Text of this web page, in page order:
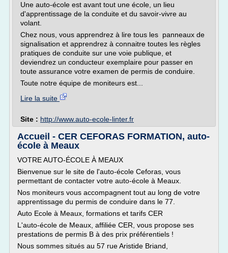
Une auto-école est avant tout une école, un lieu
d'apprentissage de la conduite et du savoir-vivre au
volant.
Chez nous, vous apprendrez à lire tous les panneaux de
signalisation et apprendrez à connaitre toutes les règles
pratiques de conduite sur une voie publique, et
deviendrez un conducteur exemplaire pour passer en
toute assurance votre examen de permis de conduire.
Toute notre équipe de moniteurs est...
Lire la suite
Site : http://www.auto-ecole-linter.fr
Accueil - CER CEFORAS FORMATION, auto-
école à Meaux
VOTRE AUTO-ÉCOLE À MEAUX
Bienvenue sur le site de l'auto-école Ceforas, vous
permettant de contacter votre auto-école à Meaux.
Nos moniteurs vous accompagnent tout au long de votre
apprentissage du permis de conduire dans le 77.
Auto Ecole à Meaux, formations et tarifs CER
L'auto-école de Meaux, affiliée CER, vous propose ses
prestations de permis B à des prix préférentiels !
Nous sommes situés au 57 rue Aristide Briand,